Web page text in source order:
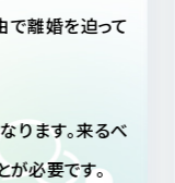
ていなかった
者への信頼も